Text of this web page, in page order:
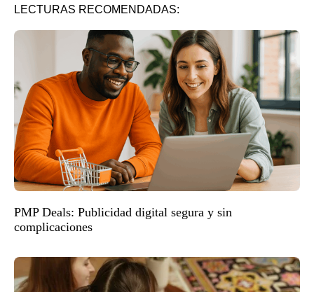
LECTURAS RECOMENDADAS:
PMP Deals: Publicidad digital segura y sin
complicaciones